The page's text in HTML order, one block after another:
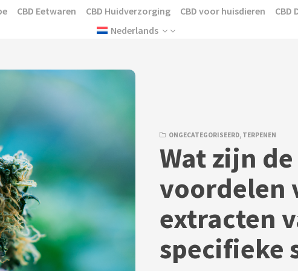
CBD Eetwaren CBD Huidverzorging CBD voor huisdieren CBD
Nederlands
ONGECATEGORISEERD, TERPENEN
Wat zijn de
voordelen
extracten
specifieke